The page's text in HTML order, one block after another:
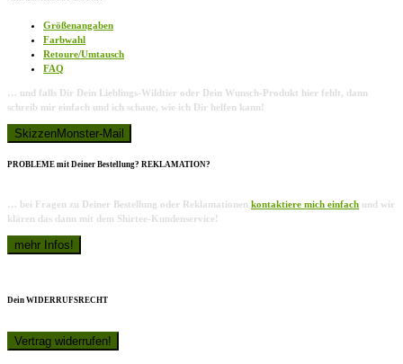
Größenangaben
Farbwahl
Retoure/Umtausch
FAQ
… und falls Dir Dein Lieblings-Wildtier oder Dein Wunsch-Produkt hier fehlt, dann
schreib mir einfach und ich schaue, wie ich Dir helfen kann!
PROBLEME mit Deiner Bestellung? REKLAMATION?
… bei Fragen zu Deiner Bestellung oder Reklamationen kontaktiere mich einfach und wir
klären das dann mit dem Shirtee-Kundenservice!
Dein WIDERRUFSRECHT